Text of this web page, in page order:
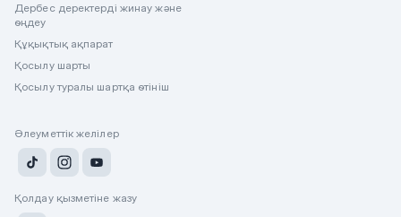
Дербес деректерді жинау және
өңдеу
Құқықтық ақпарат
Қосылу шарты
Қосылу туралы шартқа өтініш
Әлеуметтік желілер
Қолдау қызметіне жазу